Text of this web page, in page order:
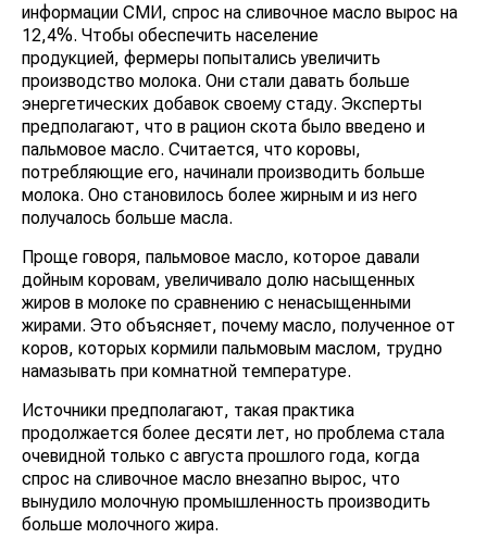
информации СМИ, спрос на сливочное масло вырос на
12,4%. Чтобы обеспечить население
продукцией, фермеры попытались увеличить
производство молока. Они стали давать больше
энергетических добавок своему стаду. Эксперты
предполагают, что в рацион скота было введено и
пальмовое масло. Считается, что коровы,
потребляющие его, начинали производить больше
молока. Оно становилось более жирным и из него
получалось больше масла.
Проще говоря, пальмовое масло, которое давали
дойным коровам, увеличивало долю насыщенных
жиров в молоке по сравнению с ненасыщенными
жирами. Это объясняет, почему масло, полученное от
коров, которых кормили пальмовым маслом, трудно
намазывать при комнатной температуре.
Источники предполагают, такая практика
продолжается более десяти лет, но проблема стала
очевидной только с августа прошлого года, когда
спрос на сливочное масло внезапно вырос, что
вынудило молочную промышленность производить
больше молочного жира.